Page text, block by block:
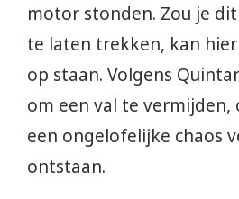
motor stonden. Zou je
te laten trekken, kan
op staan. Volgens
om een val te
een ongelofelijke chaos
ontstaan.